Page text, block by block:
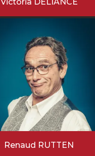
Renaud RUTTEN